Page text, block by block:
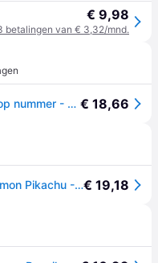
€ 9,98
betalingen van € 3,32/mnd.
Ravensburger CreArt - Schilderen op nummer - Brutale Pikachu € 18,66
Kit de peinture Ravensburger Pokemon Pikachu - Rouge€ 19,18